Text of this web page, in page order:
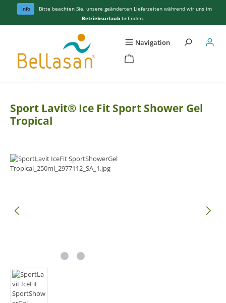
Zum Hauptinhalt springen
Info
Bitte beachten Sie, unsere geänderten Lieferzeiten während wir uns im
Betriebsurlaub befinden.
Navigation
Sport Lavit® Ice Fit Sport Shower Gel
Tropical
Bildergalerie überspringen